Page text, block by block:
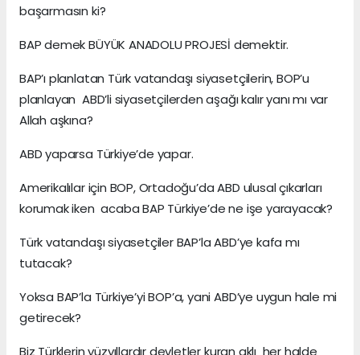
başarmasın ki?
BAP demek BÜYÜK ANADOLU PROJESİ demektir.
BAP’ı planlatan Türk vatandaşı siyasetçilerin, BOP’u
planlayan ABD’li siyasetçilerden aşağı kalır yanı mı var
Allah aşkına?
ABD yaparsa Türkiye’de yapar.
Amerikalılar için BOP, Ortadoğu’da ABD ulusal çıkarları
korumak iken acaba BAP Türkiye’de ne işe yarayacak?
Türk vatandaşı siyasetçiler BAP’la ABD’ye kafa mı
tutacak?
Yoksa BAP’la Türkiye’yi BOP’a, yani ABD’ye uygun hale mi
getirecek?
Biz Türklerin yüzyıllardır devletler kuran aklı her halde